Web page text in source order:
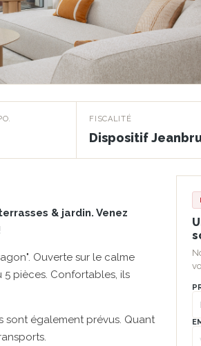
FISCALITÉ
Dispositif
& jardin. Venez
Ouverte sur le calme
pièces. Confortables, ils
sont également prévus. Quant